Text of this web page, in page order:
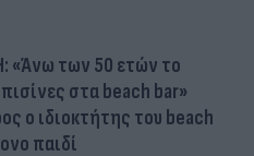
«Άνω των 50 ετών το
στα beach bar»
ο ιδιοκτήτης του beach
παιδί